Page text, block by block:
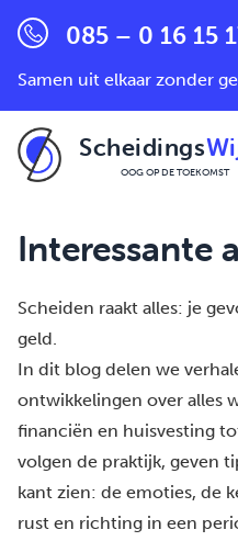
085 – 0 16 15
Samen uit elkaar zonder
Scheidings
OOG OP DE TOEKOMST
Interessante
Scheiden raakt alles: je
geld.
In dit blog delen we
ontwikkelingen over alles
financiën en huisvesting
volgen de praktijk, geven
kant zien: de emoties, de
rust en richting in een